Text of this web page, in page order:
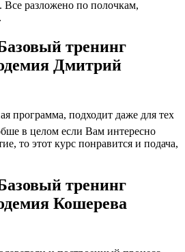
разложено по полочкам,
тренинг
Дмитрий
программа, подходит даже для тех
в целом если Вам интересно
то этот курс понравится и подача,
тренинг
Кошерева